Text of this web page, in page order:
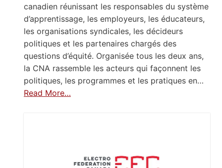
canadien réunissant les responsables du système
d’apprentissage, les employeurs, les éducateurs,
les organisations syndicales, les décideurs
politiques et les partenaires chargés des
questions d’équité. Organisée tous les deux ans,
la CNA rassemble les acteurs qui façonnent les
politiques, les programmes et les pratiques en…
Read More…